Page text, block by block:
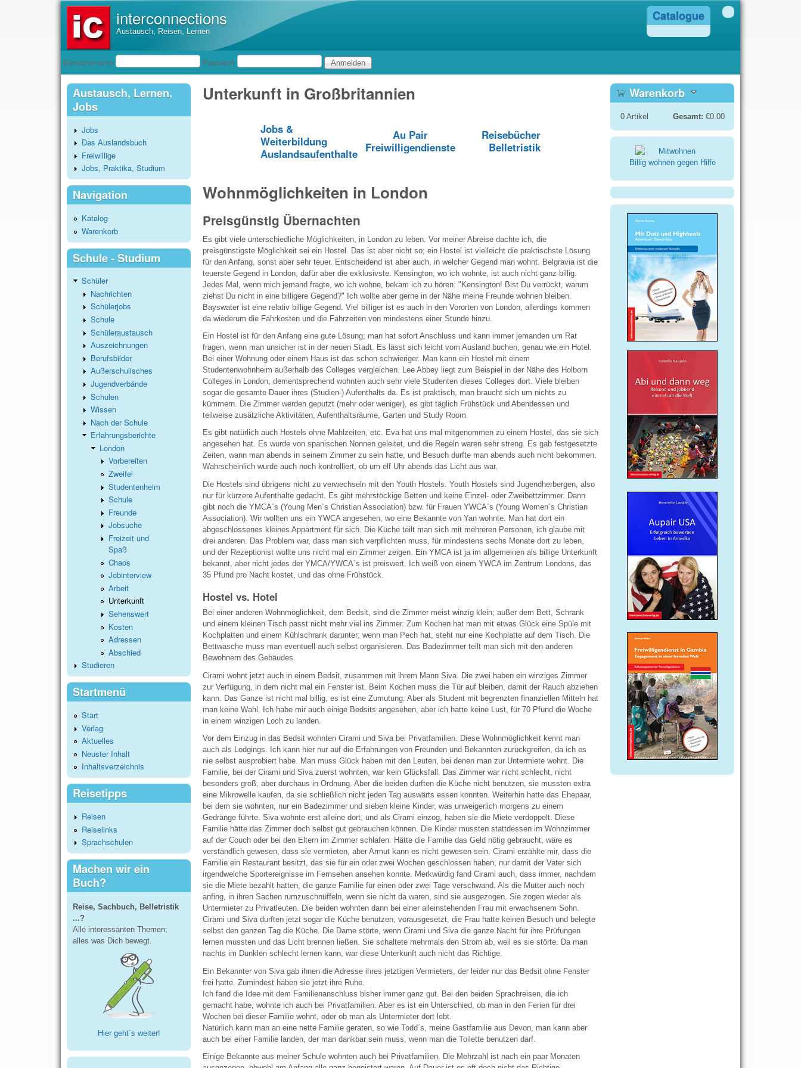
interconnections
Austausch, Reisen, Lernen
Catalogue
Benutzeranmeldung
Benutzername Passwort
Unterkunft in Großbritannien
Jobs &
Weiterbildung
Auslandsaufenthalte
Au Pair
Freiwilligendienste
Reisebücher
Belletristik
Wohnmöglichkeiten in London
Preisgünstig Übernachten
Es gibt viele unterschiedliche Möglichkeiten, in London zu leben. Vor meiner Abreise dachte ich, die
preisgünstigste Möglichkeit sei ein Hostel. Das ist aber nicht so; ein Hostel ist vielleicht die praktischste Lösung
für den Anfang, sonst aber sehr teuer. Entscheidend ist aber auch, in welcher Gegend man wohnt. Belgravia ist die
teuerste Gegend in London, dafür aber die exklusivste. Kensington, wo ich wohnte, ist auch nicht ganz billig.
Jedes Mal, wenn mich jemand fragte, wo ich wohne, bekam ich zu hören: "Kensington! Bist Du verrückt, warum
ziehst Du nicht in eine billigere Gegend?" Ich wollte aber gerne in der Nähe meine Freunde wohnen bleiben.
Bayswater ist eine relativ billige Gegend. Viel billiger ist es auch in den Vororten von London, allerdings kommen
da wiederum die Fahrkosten und die Fahrzeiten von mindestens einer Stunde hinzu.
Ein Hostel ist für den Anfang eine gute Lösung; man hat sofort Anschluss und kann immer jemanden um Rat
fragen, wenn man unsicher ist in der neuen Stadt. Es lässt sich leicht vom Ausland buchen, genau wie ein Hotel.
Bei einer Wohnung oder einem Haus ist das schon schwieriger. Man kann ein Hostel mit einem
Studentenwohnheim außerhalb des Colleges vergleichen. Lee Abbey liegt zum Beispiel in der Nähe des Holborn
Colleges in London, dementsprechend wohnten auch sehr viele Studenten dieses Colleges dort. Viele bleiben
sogar die gesamte Dauer ihres (Studien-) Aufenthalts da. Es ist praktisch, man braucht sich um nichts zu
kümmern. Die Zimmer werden geputzt (mehr oder weniger), es gibt täglich Frühstück und Abendessen und
teilweise zusätzliche Aktivitäten, Aufenthaltsräume, Garten und Study Room.
Es gibt natürlich auch Hostels ohne Mahlzeiten, etc. Eva hat uns mal mitgenommen zu einem Hostel, das sie sich
angesehen hat. Es wurde von spanischen Nonnen geleitet, und die Regeln waren sehr streng. Es gab festgesetzte
Zeiten, wann man abends in seinem Zimmer zu sein hatte, und Besuch durfte man abends auch nicht bekommen.
Wahrscheinlich wurde auch noch kontrolliert, ob um elf Uhr abends das Licht aus war.
Die Hostels sind übrigens nicht zu verwechseln mit den Youth Hostels. Youth Hostels sind Jugendherbergen, also
nur für kürzere Aufenthalte gedacht. Es gibt mehrstöckige Betten und keine Einzel- oder Zweibettzimmer. Dann
gibt noch die YMCA´s (Young Men´s Christian Association) bzw. für Frauen YWCA´s (Young Women´s Christian
Association). Wir wollten uns ein YWCA angesehen, wo eine Bekannte von Yan wohnte. Man hat dort ein
abgeschlossenes kleines Appartment für sich. Die Küche teilt man sich mit mehreren Personen, ich glaube mit
drei anderen. Das Problem war, dass man sich verpflichten muss, für mindestens sechs Monate dort zu leben,
und der Rezeptionist wollte uns nicht mal ein Zimmer zeigen. Ein YMCA ist ja im allgemeinen als billige Unterkunft
bekannt, aber nicht jedes der YMCA/YWCA´s ist preiswert. Ich weiß von einem YWCA im Zentrum Londons, das
35 Pfund pro Nacht kostet, und das ohne Frühstück.
Hostel vs. Hotel
Bei einer anderen Wohnmöglichkeit, dem Bedsit, sind die Zimmer meist winzig klein; außer dem Bett, Schrank
und einem kleinen Tisch passt nicht mehr viel ins Zimmer. Zum Kochen hat man mit etwas Glück eine Spüle mit
Kochplatten und einem Kühlschrank darunter; wenn man Pech hat, steht nur eine Kochplatte auf dem Tisch. Die
Bettwäsche muss man eventuell auch selbst organisieren. Das Badezimmer teilt man sich mit den anderen
Bewohnern des Gebäudes.
Cirami wohnt jetzt auch in einem Bedsit, zusammen mit ihrem Mann Siva. Die zwei haben ein winziges Zimmer
zur Verfügung, in dem nicht mal ein Fenster ist. Beim Kochen muss die Tür auf bleiben, damit der Rauch abziehen
kann. Das Ganze ist nicht mal billig, es ist eine Zumutung. Aber als Student mit begrenzten finanziellen Mitteln hat
man keine Wahl. Ich habe mir auch einige Bedsits angesehen, aber ich hatte keine Lust, für 70 Pfund die Woche
in einem winzigen Loch zu landen.
Vor dem Einzug in das Bedsit wohnten Cirami und Siva bei Privatfamilien. Diese Wohnmöglichkeit kennt man
auch als Lodgings. Ich kann hier nur auf die Erfahrungen von Freunden und Bekannten zurückgreifen, da ich es
nie selbst ausprobiert habe. Man muss Glück haben mit den Leuten, bei denen man zur Untermiete wohnt. Die
Familie, bei der Cirami und Siva zuerst wohnten, war kein Glücksfall. Das Zimmer war nicht schlecht, nicht
besonders groß, aber durchaus in Ordnung. Aber die beiden durften die Küche nicht benutzen, sie mussten extra
eine Mikrowelle kaufen, da sie schließlich nicht jeden Tag auswärts essen konnten. Weiterhin hatte das Ehepaar,
bei dem sie wohnten, nur ein Badezimmer und sieben kleine Kinder, was unweigerlich morgens zu einem
Gedränge führte. Siva wohnte erst alleine dort, und als Cirami einzog, haben sie die Miete verdoppelt. Diese
Familie hätte das Zimmer doch selbst gut gebrauchen können. Die Kinder mussten stattdessen im Wohnzimmer
auf der Couch oder bei den Eltern im Zimmer schlafen. Hätte die Familie das Geld nötig gebraucht, wäre es
verständlich gewesen, dass sie vermieten, aber Armut kann es nicht gewesen sein. Cirami erzählte mir, dass die
Familie ein Restaurant besitzt, das sie für ein oder zwei Wochen geschlossen haben, nur damit der Vater sich
irgendwelche Sportereignisse im Fernsehen ansehen konnte. Merkwürdig fand Cirami auch, dass immer, nachdem
sie die Miete bezahlt hatten, die ganze Familie für einen oder zwei Tage verschwand. Als die Mutter auch noch
anfing, in ihren Sachen rumzuschnüffeln, wenn sie nicht da waren, sind sie ausgezogen. Sie zogen wieder als
Untermieter zu Privatleuten. Die beiden wohnten dann bei einer alleinstehenden Frau mit erwachsenem Sohn.
Cirami und Siva durften jetzt sogar die Küche benutzen, vorausgesetzt, die Frau hatte keinen Besuch und belegte
selbst den ganzen Tag die Küche. Die Dame störte, wenn Cirami und Siva die ganze Nacht für ihre Prüfungen
lernen mussten und das Licht brennen ließen. Sie schaltete mehrmals den Strom ab, weil es sie störte. Da man
nachts im Dunklen schlecht lernen kann, war diese Unterkunft auch nicht das Richtige.
Ein Bekannter von Siva gab ihnen die Adresse ihres jetztigen Vermieters, der leider nur das Bedsit ohne Fenster
frei hatte. Zumindest haben sie jetzt ihre Ruhe.
Ich fand die Idee mit dem Familienanschluss bisher immer ganz gut. Bei den beiden Sprachreisen, die ich
gemacht habe, wohnte ich auch bei Privatfamilien. Aber es ist ein Unterschied, ob man in den Ferien für drei
Wochen bei dieser Familie wohnt, oder ob man als Untermieter dort lebt.
Natürlich kann man an eine nette Familie geraten, so wie Todd´s, meine Gastfamilie aus Devon, man kann aber
auch bei einer Familie landen, der man dankbar sein muss, wenn man die Toilette benutzen darf.
Einige Bekannte aus meiner Schule wohnten auch bei Privatfamilien. Die Mehrzahl ist nach ein paar Monaten
Austausch, Lernen,
Jobs
Jobs
Das Auslandsbuch
Freiwillige
Jobs, Praktika, Studium
Navigation
Katalog
Warenkorb
Schule - Studium
Schüler
Nachrichten
Schülerjobs
Schule
Schüleraustausch
Auszeichnungen
Berufsbilder
Außerschulisches
Jugendverbände
Schulen
Wissen
Nach der Schule
Erfahrungsberichte
London
Vorbereiten
Zweifel
Studentenheim
Schule
Freunde
Jobsuche
Freizeit und
Spaß
Chaos
Jobinterview
Arbeit
Unterkunft
Sehenswert
Kosten
Adressen
Abschied
Studieren
Startmenü
Start
Verlag
Aktuelles
Neuster Inhalt
Inhaltsverzeichnis
Reisetipps
Reisen
Reiselinks
Sprachschulen
Machen wir ein
Buch?
Reise, Sachbuch, Belletristik
...?
Alle interessanten Themen;
alles was Dich bewegt.
Hier geht´s weiter!
Warenkorb
0Artikel Gesamt: €0.00
Billig wohnen gegen Hilfe